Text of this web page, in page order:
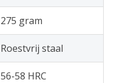
275 gram
Roestvrij staal
56-58 HRC